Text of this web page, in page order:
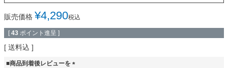
販売価格 ¥4,290税込
[ 43 ポイント進呈 ]
送料込
■商品到着後レビューを